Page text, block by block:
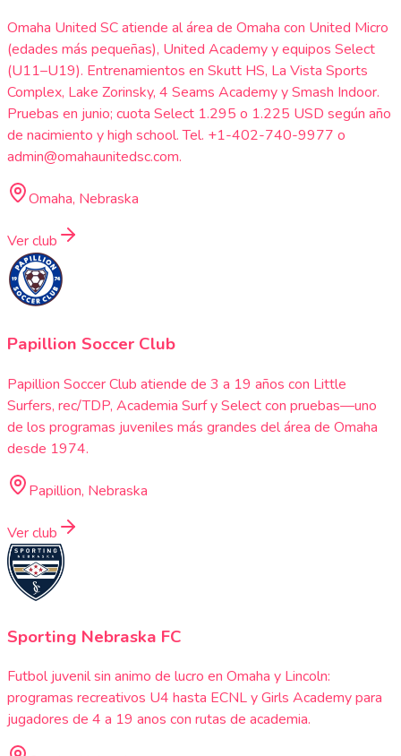
Omaha United SC atiende al área de Omaha con United Micro
(edades más pequeñas), United Academy y equipos Select
(U11–U19). Entrenamientos en Skutt HS, La Vista Sports
Complex, Lake Zorinsky, 4 Seams Academy y Smash Indoor.
Pruebas en junio; cuota Select 1.295 o 1.225 USD según año
de nacimiento y high school. Tel. +1-402-740-9977 o
admin@omahaunitedsc.com.
Omaha, Nebraska
Ver club
Papillion Soccer Club
Papillion Soccer Club atiende de 3 a 19 años con Little
Surfers, rec/TDP, Academia Surf y Select con pruebas—uno
de los programas juveniles más grandes del área de Omaha
desde 1974.
Papillion, Nebraska
Ver club
Sporting Nebraska FC
Futbol juvenil sin animo de lucro en Omaha y Lincoln:
programas recreativos U4 hasta ECNL y Girls Academy para
jugadores de 4 a 19 anos con rutas de academia.